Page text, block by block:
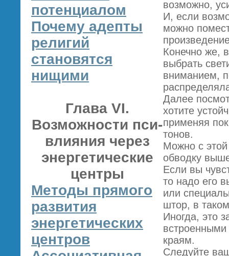
потенциалом
Почему адепты
религий
становятся
нищими
Глава VI.
Возможности пси-
влияния через
энергетические
центры
Методы прямого
развития
энергетических
центров
возможно,
И, если
можно
Конечно же,
выбрать
вниманием,
Далее
хотите
применяя
тонов.
Можно с этой
обводку
Если вы
то надо его
или
штор, в
Иногда, это
краям.
Следуйте